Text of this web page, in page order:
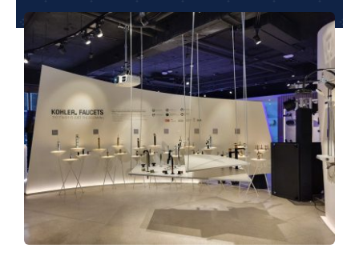
夢想TV
GCU大賽
夢想購物